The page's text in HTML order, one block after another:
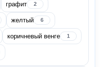
все
графит 2
желтый 6
коричневый венге 1